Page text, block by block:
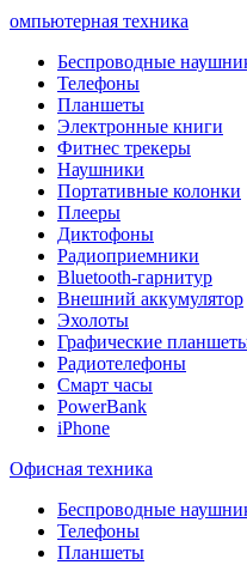
омпьютерная техника
Беспроводные
Телефоны
Планшеты
Электронные книги
Фитнес трекеры
Наушники
Портативные колонки
Плееры
Диктофоны
Радиоприемники
Bluetooth-гарнитур
Внешний аккумулятор
Эхолоты
Графические
Радиотелефоны
Смарт часы
PowerBank
iPhone
Офисная техника
Беспроводные
Телефоны
Планшеты